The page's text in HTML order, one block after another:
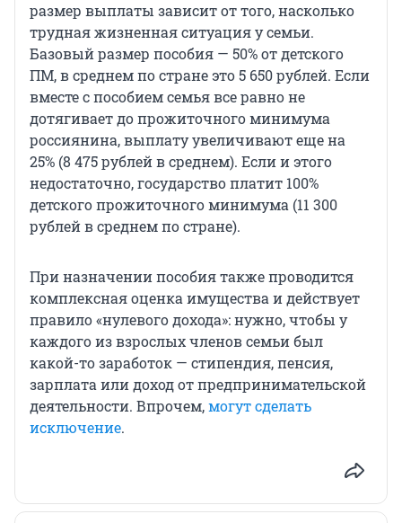
размер выплаты зависит от того, насколько
трудная жизненная ситуация у семьи.
Базовый размер пособия — 50% от детского
ПМ, в среднем по стране это 5 650 рублей. Если
вместе с пособием семья все равно не
дотягивает до прожиточного минимума
россиянина, выплату увеличивают еще на
25% (8 475 рублей в среднем). Если и этого
недостаточно, государство платит 100%
детского прожиточного минимума (11 300
рублей в среднем по стране).
При назначении пособия также проводится
комплексная оценка имущества и действует
правило «нулевого дохода»: нужно, чтобы у
каждого из взрослых членов семьи был
какой-то заработок — стипендия, пенсия,
зарплата или доход от предпринимательской
деятельности. Впрочем,могут сделать
исключение.